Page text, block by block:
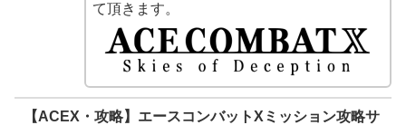
て頂きます。
【ACEX・攻略】エースコンバットXミッション攻略サ